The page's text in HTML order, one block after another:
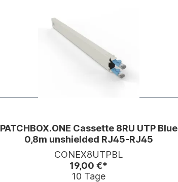
PATCHBOX.ONE Cassette 8RU UTP Blue
0,8m unshielded RJ45-RJ45
CONEX8UTPBL
19,00 €*
10 Tage